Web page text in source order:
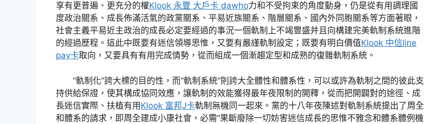
享有更普遍、更充分的權Klook 永豐 大戶卡 dawho力和不受拘束的角度動身，仍是從有用調理國
度政治關系、成長佈滿活氣的政黨關系、平易近族關系、階層關系、國內外同胞關系等方面著眼，
社會主義平易近主政治的成長必定要經過的事況一個軌制上不竭豐盛并且向構建完美軌制系統進階
的經過歷程。這此中既要有迷信領導思惟，又要有嚴謹軌制設定；既要有明白價值Klook 中信line
pay卡取向，又要具有有用完成情勢，從而組成一個漸趨定型和成熟的復雜軌制系統。
“軌制化”誇大標的目的性，而“軌制系統”則誇大全體性和體系性，可以或許為軌制之間的彼此支
持供給保證，使其構成協同效應，讓軌制的效能獲得最年夜限制的開釋，從而把開闢對的途徑、成
長迷信實際、扶植有用Klook 富邦J卡軌制無機同一起來。黨的十八年夜陳述對軌制系統提出了周全
和體系的請求，即周全建成小康社會，必需“果斷廢除一切妨害迷信成長的思惟不雅念和體系體例機